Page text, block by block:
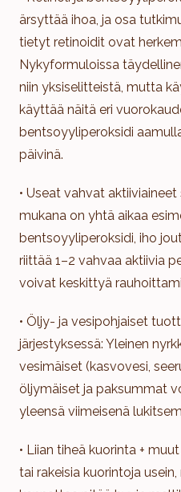
ärsyttää ihoa, ja osa
tietyt retinoidit ovat
Nykyformuloissa
niin yksiselitteistä, mutta
käyttää näitä eri
bentsoyyliperoksidi
päivinä.
• Useat vahvat
mukana on yhtä aikaa
bentsoyyliperoksidi, iho
riittää 1–2 vahvaa aktiivia
voivat keskittyä
• Öljy- ja vesipohjaiset
järjestyksessä: Yleinen
vesimäiset (kasvovesi,
öljymäiset ja paksummat
yleensä viimeisenä
• Liian tiheä kuorinta +
tai rakeisia kuorintoja